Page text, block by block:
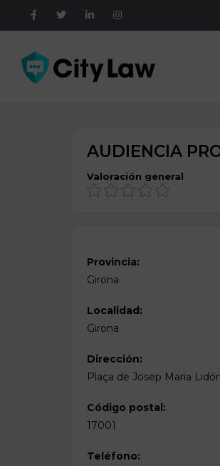
AUDIENCIA
Valoración general
Provincia:
Girona
Localidad:
Girona
Dirección:
Plaça de Josep Maria
Código postal:
17001
Teléfono: